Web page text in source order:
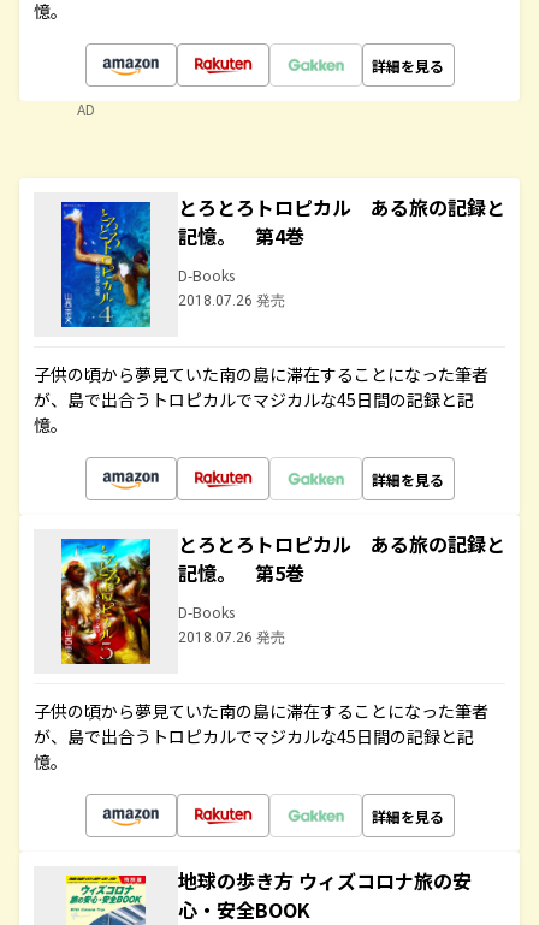
憶。
詳細を見る
AD
とろとろトロピカル ある旅の記録と
記憶。 第4巻
D-Books
2018.07.26 発売
子供の頃から夢見ていた南の島に滞在することになった筆者
が、島で出合うトロピカルでマジカルな45日間の記録と記
憶。
詳細を見る
とろとろトロピカル ある旅の記録と
記憶。 第5巻
D-Books
2018.07.26 発売
子供の頃から夢見ていた南の島に滞在することになった筆者
が、島で出合うトロピカルでマジカルな45日間の記録と記
憶。
詳細を見る
地球の歩き方 ウィズコロナ旅の安
心・安全BOOK